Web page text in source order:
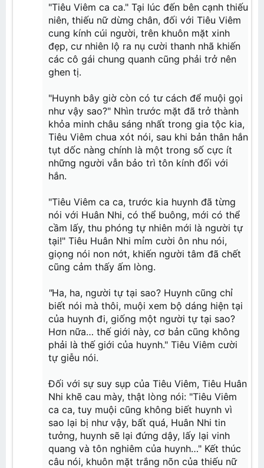
"Tiêu Viêm ca ca." Tại lúc đến bên cạnh thiếu
niên, thiếu nữ dừng chân, đối với Tiêu Viêm
cung kính cúi người, trên khuôn mặt xinh
đẹp, cư nhiên lộ ra nụ cười thanh nhã khiến
các cô gái chung quanh cũng phải trở nên
ghen tị.
"Huynh bây giờ còn có tư cách để muội gọi
như vậy sao?" Nhìn trước mặt đã trở thành
khỏa minh châu sáng nhất trong gia tộc kia,
Tiêu Viêm chua xót nói, sau khi bản thân hắn
tụt dốc nàng chính là một trong số cực ít
những người vẫn bảo trì tôn kính đối với
hắn.
"Tiêu Viêm ca ca, trước kia huynh đã từng
nói với Huân Nhi, có thể buông, mới có thể
cầm lấy, thu phóng tự nhiên mới là người tự
tại!" Tiêu Huân Nhi mỉm cười ôn nhu nói,
giọng nói non nớt, khiến người tâm đã chết
cũng cảm thấy ấm lòng.
"Ha, ha, người tự tại sao? Huynh cũng chỉ
biết nói mà thôi, muội xem bộ dáng hiện tại
của huynh đi, giống một người tự tại sao?
Hơn nữa… thế giới này, cơ bản cũng không
phải là thế giới của huynh." Tiêu Viêm cười
tự giễu nói.
Đối với sự suy sụp của Tiêu Viêm, Tiêu Huân
Nhi khẽ cau mày, thật lòng nói: "Tiêu Viêm
ca ca, tuy muội cũng không biết huynh vì
sao lại bị như vậy, bất quá, Huân Nhi tin
tưởng, huynh sẽ lại đứng dậy, lấy lại vinh
quang và tôn nghiêm của huynh…" Kết thúc
câu nói, khuôn mặt trắng nõn của thiếu nữ